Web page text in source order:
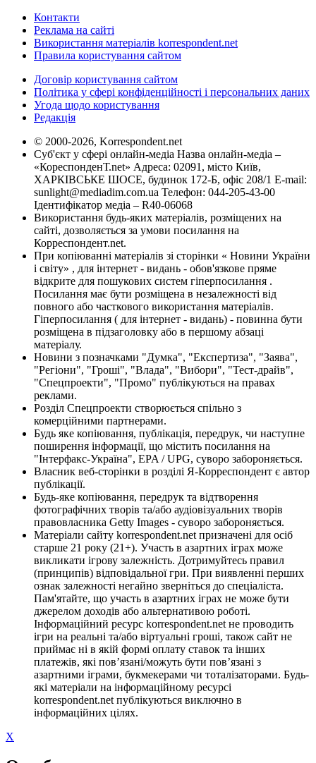
Контакти
Реклама на сайті
Використання матеріалів korrespondent.net
Правила користування сайтом
Договір користування сайтом
Політика у сфері конфіденційності і персональних даних
Угода щодо користування
Редакція
© 2000-2026, Korrespondent.net
Суб'єкт у сфері онлайн-медіа Назва онлайн-медіа –
«КореспонденТ.net» Адреса: 02091, місто Київ,
ХАРКІВСЬКЕ ШОСЕ, будинок 172-Б, офіс 208/1 E-mail:
sunlight@mediadim.com.ua Телефон: 044-205-43-00
Ідентифікатор медіа – R40-06068
Використання будь-яких матеріалів, розміщених на
сайті, дозволяється за умови посилання на
Корреспондент.net.
При копіюванні матеріалів зі сторінки « Новини України
і світу» , для інтернет - видань - обов'язкове пряме
відкрите для пошукових систем гіперпосилання .
Посилання має бути розміщена в незалежності від
повного або часткового використання матеріалів.
Гіперпосилання ( для інтернет - видань) - повинна бути
розміщена в підзаголовку або в першому абзаці
матеріалу.
Новини з позначками "Думка", "Експертиза", "Заява",
"Регіони", "Гроші", "Влада", "Вибори", "Тест-драйв",
"Спецпроекти", "Промо" публікуються на правах
реклами.
Розділ Спецпроекти створюється спільно з
комерційними партнерами.
Будь яке копіювання, публікація, передрук, чи наступне
поширення інформації, що містить посилання на
"Інтерфакс-Україна", EPA / UPG, суворо забороняється.
Власник веб-сторінки в розділі Я-Корреспондент є автор
публікації.
Будь-яке копіювання, передрук та відтворення
фотографічних творів та/або аудіовізуальних творів
правовласника Getty Images - суворо забороняється.
Матеріали сайту korrespondent.net призначені для осіб
старше 21 року (21+). Участь в азартних іграх може
викликати ігрову залежність. Дотримуйтесь правил
(принципів) відповідальної гри. При виявленні перших
ознак залежності негайно зверніться до спеціаліста.
Пам'ятайте, що участь в азартних іграх не може бути
джерелом доходів або альтернативою роботі.
Інформаційний ресурс korrespondent.net не проводить
ігри на реальні та/або віртуальні гроші, також сайт не
приймає ні в якій формі оплату ставок та інших
платежів, які пов’язані/можуть бути пов’язані з
азартними іграми, букмекерами чи тоталізаторами. Будь-
які матеріали на інформаційному ресурсі
korrespondent.net публікуються виключно в
інформаційних цілях.
X